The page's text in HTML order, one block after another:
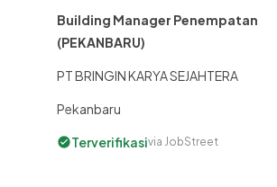
Building Manager Penempatan
(PEKANBARU)
PT BRINGIN KARYA SEJAHTERA
Pekanbaru
Terverifikasivia JobStreet